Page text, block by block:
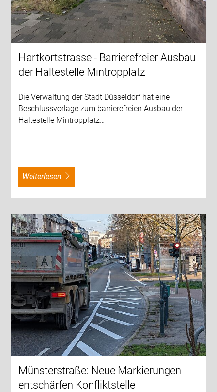
Hartkortstrasse - Barrierefreier Ausbau
der Haltestelle Mintropplatz
Die Verwaltung der Stadt Düsseldorf hat eine
Beschlussvorlage zum barrierefreien Ausbau der
Haltestelle Mintropplatz…
weiterlesen
Münsterstraße: Neue Markierungen
entschärfen Konfliktstelle